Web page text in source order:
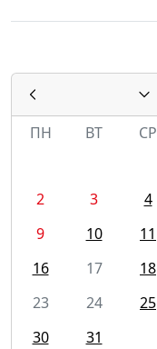
ПН
ВТ СР
2
3 4
9
10 11
16
17 18
23
24 25
30
31